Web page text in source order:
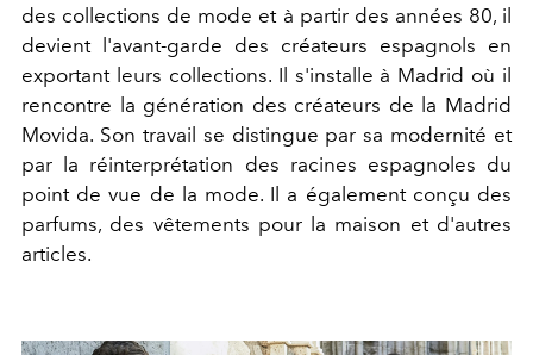
des collections de mode et à partir des années 80, il
devient l'avant-garde des créateurs espagnols en
exportant leurs collections. Il s'installe à Madrid où il
rencontre la génération des créateurs de la Madrid
Movida. Son travail se distingue par sa modernité et
par la réinterprétation des racines espagnoles du
point de vue de la mode. Il a également conçu des
parfums, des vêtements pour la maison et d'autres
articles.